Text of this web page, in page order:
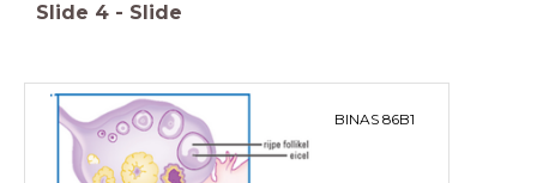
Slide 4 - Slide
BINAS 86B1